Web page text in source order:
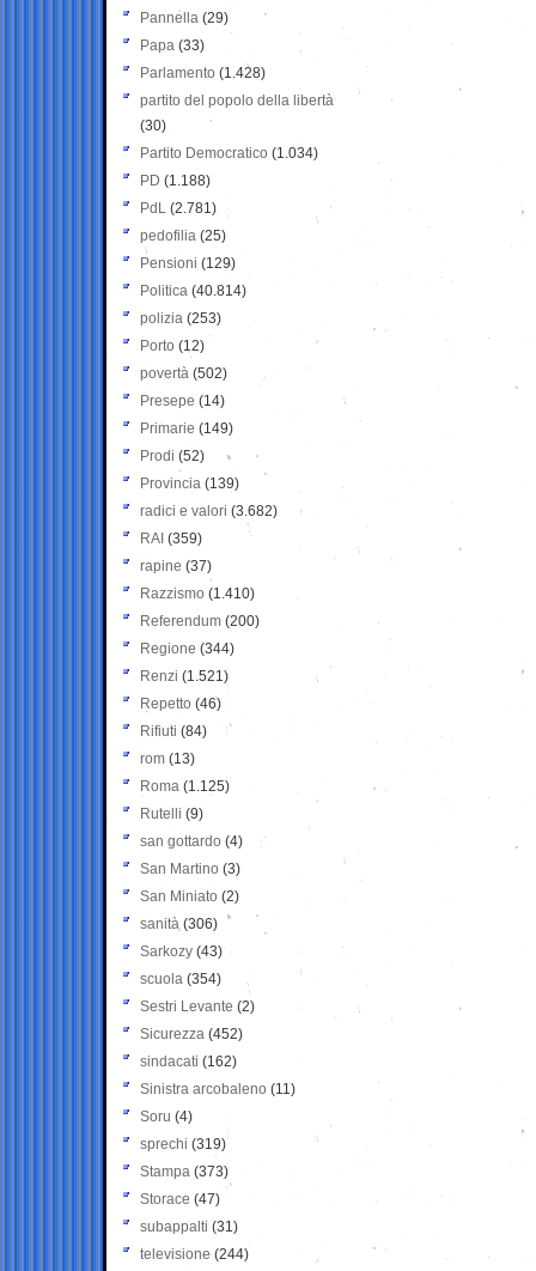
Pannella (29)
Papa (33)
Parlamento (1.428)
partito del popolo della libertà
(30)
Partito Democratico (1.034)
PD (1.188)
PdL (2.781)
pedofilia (25)
Pensioni (129)
Politica (40.814)
polizia (253)
Porto (12)
povertà (502)
Presepe (14)
Primarie (149)
Prodi (52)
Provincia (139)
radici e valori (3.682)
RAI (359)
rapine (37)
Razzismo (1.410)
Referendum (200)
Regione (344)
Renzi (1.521)
Repetto (46)
Rifiuti (84)
rom (13)
Roma (1.125)
Rutelli (9)
san gottardo (4)
San Martino (3)
San Miniato (2)
sanità (306)
Sarkozy (43)
scuola (354)
Sestri Levante (2)
Sicurezza (452)
sindacati (162)
Sinistra arcobaleno (11)
Soru (4)
sprechi (319)
Stampa (373)
Storace (47)
subappalti (31)
televisione(244)